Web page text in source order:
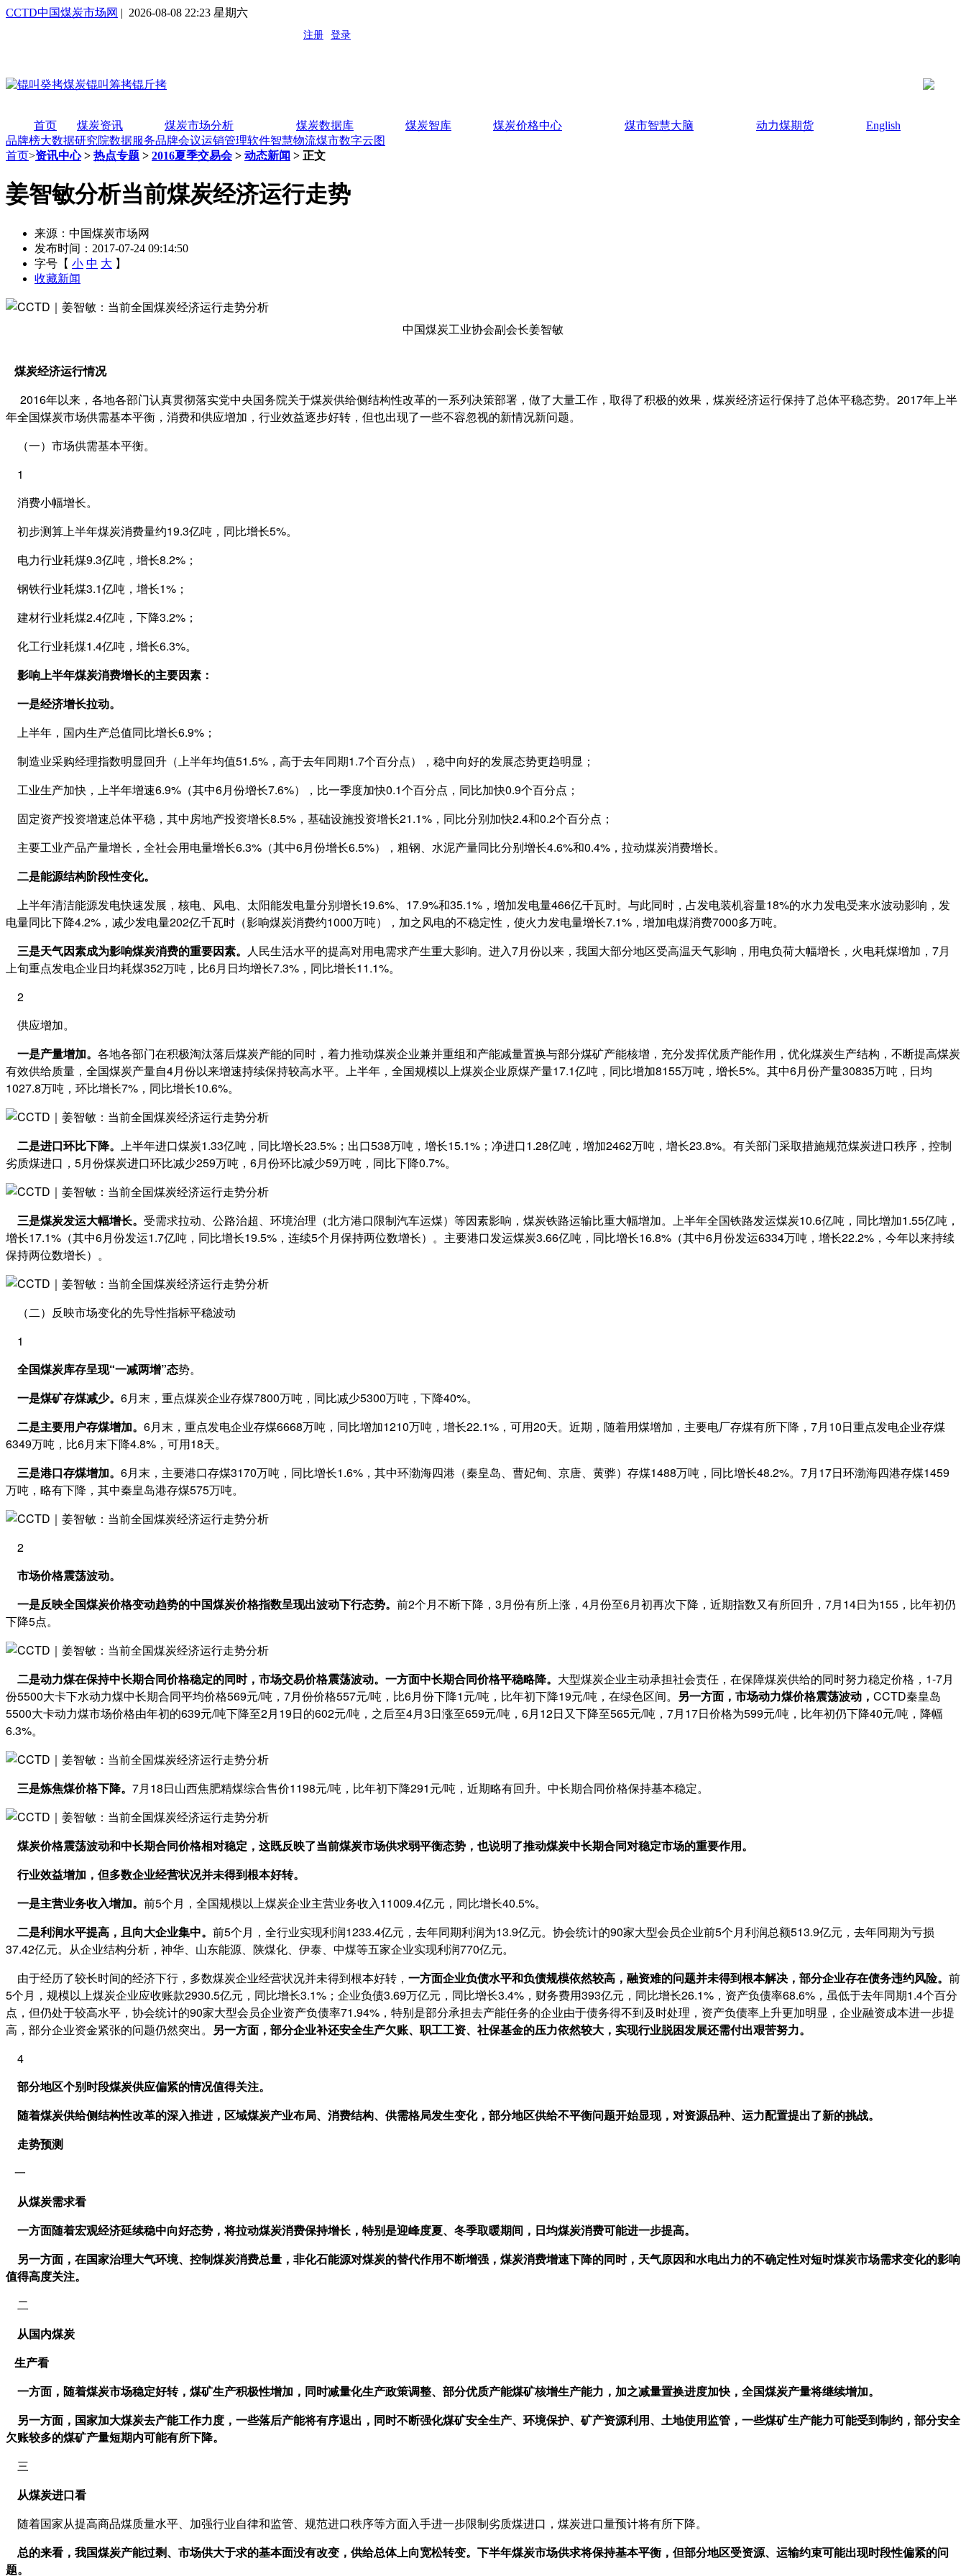
CCTD中国煤炭市场网 | 2026-08-08 22:23 星期六
首页 煤炭资讯 煤炭市场分析 煤炭数据库 煤炭智库 煤炭价格中心 煤市智慧大脑 动力煤期货
English
品牌榜大数据研究院数据服务品牌会议运销管理软件智慧物流煤市数字云图
首页>资讯中心> 热点专题 > 2016夏季交易会> 动态新闻 > 正文
姜智敏分析当前煤炭经济运行走势
来源：中国煤炭市场网
发布时间：2017-07-24 09:14:50
字号【 小 中 大 】
收藏新闻
中国煤炭工业协会副会长姜智敏
煤炭经济运行情况
2016年以来，各地各部门认真贯彻落实党中央国务院关于煤炭供给侧结构性改革的一系列决策部署，做了大量工作，取得了积极的效果，煤炭经济运行保持了总体平稳态势。2017年上半
年全国煤炭市场供需基本平衡，消费和供应增加，行业效益逐步好转，但也出现了一些不容忽视的新情况新问题。
（一）市场供需基本平衡。
1
消费小幅增长。
初步测算上半年煤炭消费量约19.3亿吨，同比增长5%。
电力行业耗煤9.3亿吨，增长8.2%；
钢铁行业耗煤3.1亿吨，增长1%；
建材行业耗煤2.4亿吨，下降3.2%；
化工行业耗煤1.4亿吨，增长6.3%。
影响上半年煤炭消费增长的主要因素：
一是经济增长拉动。
上半年，国内生产总值同比增长6.9%；
制造业采购经理指数明显回升（上半年均值51.5%，高于去年同期1.7个百分点），稳中向好的发展态势更趋明显；
工业生产加快，上半年增速6.9%（其中6月份增长7.6%），比一季度加快0.1个百分点，同比加快0.9个百分点；
固定资产投资增速总体平稳，其中房地产投资增长8.5%，基础设施投资增长21.1%，同比分别加快2.4和0.2个百分点；
主要工业产品产量增长，全社会用电量增长6.3%（其中6月份增长6.5%），粗钢、水泥产量同比分别增长4.6%和0.4%，拉动煤炭消费增长。
二是能源结构阶段性变化。
上半年清洁能源发电快速发展，核电、风电、太阳能发电量分别增长19.6%、17.9%和35.1%，增加发电量466亿千瓦时。与此同时，占发电装机容量18%的水力发电受来水波动影响，发
电量同比下降4.2%，减少发电量202亿千瓦时（影响煤炭消费约1000万吨），加之风电的不稳定性，使火力发电量增长7.1%，增加电煤消费7000多万吨。
三是天气因素成为影响煤炭消费的重要因素。 人民生活水平的提高对用电需求产生重大影响。进入7月份以来，我国大部分地区受高温天气影响，用电负荷大幅增长，火电耗煤增加，7月
上旬重点发电企业日均耗煤352万吨，比6月日均增长7.3%，同比增长11.1%。
2
供应增加。
一是产量增加。 各地各部门在积极淘汰落后煤炭产能的同时，着力推动煤炭企业兼并重组和产能减量置换与部分煤矿产能核增，充分发挥优质产能作用，优化煤炭生产结构，不断提高煤炭
有效供给质量，全国煤炭产量自4月份以来增速持续保持较高水平。上半年，全国规模以上煤炭企业原煤产量17.1亿吨，同比增加8155万吨，增长5%。其中6月份产量30835万吨，日均
1027.8万吨，环比增长7%，同比增长10.6%。
二是进口环比下降。 上半年进口煤炭1.33亿吨，同比增长23.5%；出口538万吨，增长15.1%；净进口1.28亿吨，增加2462万吨，增长23.8%。有关部门采取措施规范煤炭进口秩序，控制
劣质煤进口，5月份煤炭进口环比减少259万吨，6月份环比减少59万吨，同比下降0.7%。
三是煤炭发运大幅增长。 受需求拉动、公路治超、环境治理（北方港口限制汽车运煤）等因素影响，煤炭铁路运输比重大幅增加。上半年全国铁路发运煤炭10.6亿吨，同比增加1.55亿吨，
增长17.1%（其中6月份发运1.7亿吨，同比增长19.5%，连续5个月保持两位数增长）。主要港口发运煤炭3.66亿吨，同比增长16.8%（其中6月份发运6334万吨，增长22.2%，今年以来持续
保持两位数增长）。
（二）反映市场变化的先导性指标平稳波动
1
全国煤炭库存呈现“一减两增”态势。
一是煤矿存煤减少。 6月末，重点煤炭企业存煤7800万吨，同比减少5300万吨，下降40%。
二是主要用户存煤增加。 6月末，重点发电企业存煤6668万吨，同比增加1210万吨，增长22.1%，可用20天。近期，随着用煤增加，主要电厂存煤有所下降，7月10日重点发电企业存煤
6349万吨，比6月末下降4.8%，可用18天。
三是港口存煤增加。 6月末，主要港口存煤3170万吨，同比增长1.6%，其中环渤海四港（秦皇岛、曹妃甸、京唐、黄骅）存煤1488万吨，同比增长48.2%。7月17日环渤海四港存煤1459
万吨，略有下降，其中秦皇岛港存煤575万吨。
2
市场价格震荡波动。
一是反映全国煤炭价格变动趋势的中国煤炭价格指数呈现出波动下行态势。 前2个月不断下降，3月份有所上涨，4月份至6月初再次下降，近期指数又有所回升，7月14日为155，比年初仍
下降5点。
二是动力煤在保持中长期合同价格稳定的同时，市场交易价格震荡波动。 一方面中长期合同价格平稳略降。 大型煤炭企业主动承担社会责任，在保障煤炭供给的同时努力稳定价格，1-7月
份5500大卡下水动力煤中长期合同平均价格569元/吨，7月份价格557元/吨，比6月份下降1元/吨，比年初下降19元/吨，在绿色区间。 另一方面，市场动力煤价格震荡波动， CCTD秦皇岛
5500大卡动力煤市场价格由年初的639元/吨下降至2月19日的602元/吨，之后至4月3日涨至659元/吨，6月12日又下降至565元/吨，7月17日价格为599元/吨，比年初仍下降40元/吨，降幅
6.3%。
三是炼焦煤价格下降。 7月18日山西焦肥精煤综合售价1198元/吨，比年初下降291元/吨，近期略有回升。中长期合同价格保持基本稳定。
煤炭价格震荡波动和中长期合同价格相对稳定，这既反映了当前煤炭市场供求弱平衡态势，也说明了推动煤炭中长期合同对稳定市场的重要作用。
行业效益增加，但多数企业经营状况并未得到根本好转。
一是主营业务收入增加。 前5个月，全国规模以上煤炭企业主营业务收入11009.4亿元，同比增长40.5%。
二是利润水平提高，且向大企业集中。 前5个月，全行业实现利润1233.4亿元，去年同期利润为13.9亿元。协会统计的90家大型会员企业前5个月利润总额513.9亿元，去年同期为亏损
37.42亿元。从企业结构分析，神华、山东能源、陕煤化、伊泰、中煤等五家企业实现利润770亿元。
由于经历了较长时间的经济下行，多数煤炭企业经营状况并未得到根本好转， 一方面企业负债水平和负债规模依然较高，融资难的问题并未得到根本解决，部分企业存在债务违约风险。 前
5个月，规模以上煤炭企业应收账款2930.5亿元，同比增长3.1%；企业负债3.69万亿元，同比增长3.4%，财务费用393亿元，同比增长26.1%，资产负债率68.6%，虽低于去年同期1.4个百分
点，但仍处于较高水平，协会统计的90家大型会员企业资产负债率71.94%，特别是部分承担去产能任务的企业由于债务得不到及时处理，资产负债率上升更加明显，企业融资成本进一步提
高，部分企业资金紧张的问题仍然突出。 另一方面，部分企业补还安全生产欠账、职工工资、社保基金的压力依然较大，实现行业脱困发展还需付出艰苦努力。
4
部分地区个别时段煤炭供应偏紧的情况值得关注。
随着煤炭供给侧结构性改革的深入推进，区域煤炭产业布局、消费结构、供需格局发生变化，部分地区供给不平衡问题开始显现，对资源品种、运力配置提出了新的挑战。
走势预测
一
从煤炭需求看
一方面随着宏观经济延续稳中向好态势，将拉动煤炭消费保持增长，特别是迎峰度夏、冬季取暖期间，日均煤炭消费可能进一步提高。
另一方面，在国家治理大气环境、控制煤炭消费总量，非化石能源对煤炭的替代作用不断增强，煤炭消费增速下降的同时，天气原因和水电出力的不确定性对短时煤炭市场需求变化的影响
值得高度关注。
二
从国内煤炭
生产看
一方面，随着煤炭市场稳定好转，煤矿生产积极性增加，同时减量化生产政策调整、部分优质产能煤矿核增生产能力，加之减量置换进度加快，全国煤炭产量将继续增加。
另一方面，国家加大煤炭去产能工作力度，一些落后产能将有序退出，同时不断强化煤矿安全生产、环境保护、矿产资源利用、土地使用监管，一些煤矿生产能力可能受到制约，部分安全
欠账较多的煤矿产量短期内可能有所下降。
三
从煤炭进口看
随着国家从提高商品煤质量水平、加强行业自律和监管、规范进口秩序等方面入手进一步限制劣质煤进口，煤炭进口量预计将有所下降。
总的来看，我国煤炭产能过剩、市场供大于求的基本面没有改变，供给总体上向宽松转变。下半年煤炭市场供求将保持基本平衡，但部分地区受资源、运输约束可能出现时段性偏紧的问
题。